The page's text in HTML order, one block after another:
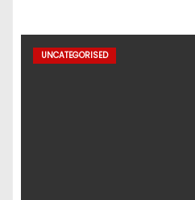
UNCATEGORISED